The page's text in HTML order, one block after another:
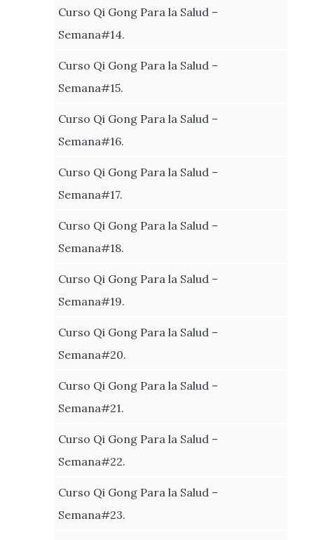
Curso Qi Gong Para la Salud –
Semana#14.
Curso Qi Gong Para la Salud –
Semana#15.
Curso Qi Gong Para la Salud –
Semana#16.
Curso Qi Gong Para la Salud –
Semana#17.
Curso Qi Gong Para la Salud –
Semana#18.
Curso Qi Gong Para la Salud –
Semana#19.
Curso Qi Gong Para la Salud –
Semana#20.
Curso Qi Gong Para la Salud –
Semana#21.
Curso Qi Gong Para la Salud –
Semana#22.
Curso Qi Gong Para la Salud –
Semana#23.